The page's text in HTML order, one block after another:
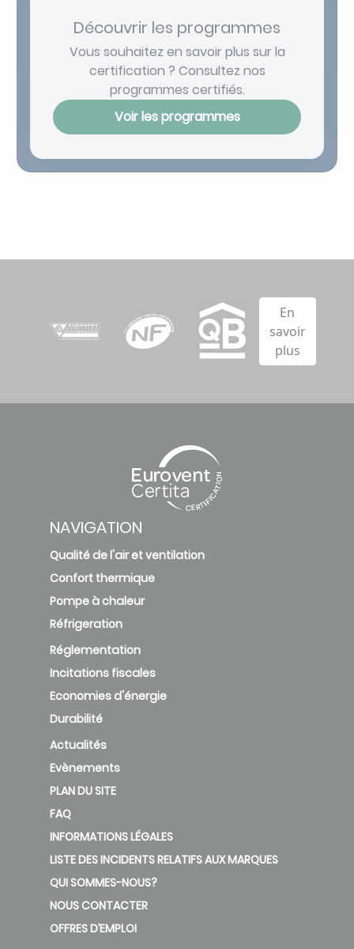
Découvrir les programmes
Vous souhaitez en savoir plus sur la
certification ? Consultez nos
programmes certifiés.
Voir les programmes
En
savoir
plus
NAVIGATION
Qualité de l'air et ventilation
Confort thermique
Pompe à chaleur
Réfrigeration
Réglementation
Incitations fiscales
Economies d'énergie
Durabilité
Actualités
Evènements
PLAN DU SITE
FAQ
INFORMATIONS LÉGALES
LISTE DES INCIDENTS RELATIFS AUX MARQUES
QUI SOMMES-NOUS?
NOUS CONTACTER
OFFRES D’EMPLOI